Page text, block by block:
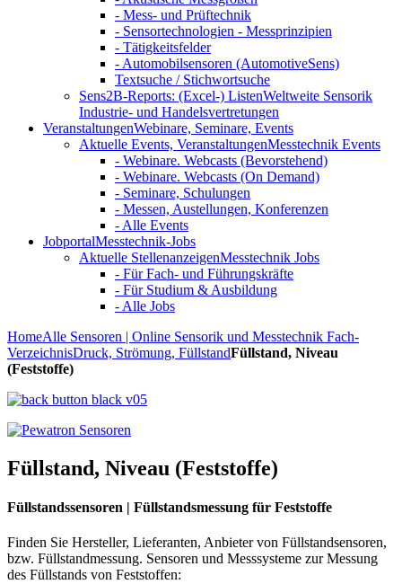
- Mess- und Prüftechnik
- Sensortechnologien - Messprinzipien
- Tätigkeitsfelder
- Automobilsensoren (AutomotiveSens)
Textsuche / Stichwortsuche
Sens2B-Reports: (Excel-) ListenWeltweite Sensorik
Industrie- und Handelsvertretungen
VeranstaltungenWebinare, Seminare, Events
Aktuelle Events, VeranstaltungenMesstechnik Events
- Webinare. Webcasts (Bevorstehend)
- Webinare. Webcasts (On Demand)
- Seminare, Schulungen
- Messen, Austellungen, Konferenzen
- Alle Events
JobportalMesstechnik-Jobs
Aktuelle StellenanzeigenMesstechnik Jobs
- Für Fach- und Führungskräfte
- Für Studium & Ausbildung
- Alle Jobs
HomeAlle Sensoren | Online Sensorik und Messtechnik Fach-
VerzeichnisDruck, Strömung, FüllstandFüllstand, Niveau
(Feststoffe)
Füllstand, Niveau (Feststoffe)
Füllstandssensoren | Füllstandsmessung für Feststoffe
Finden Sie Hersteller, Lieferanten, Anbieter von Füllstandsensoren,
bzw. Füllstandmessung. Sensoren und Messsysteme zur Messung
des Füllstands von Feststoffen: